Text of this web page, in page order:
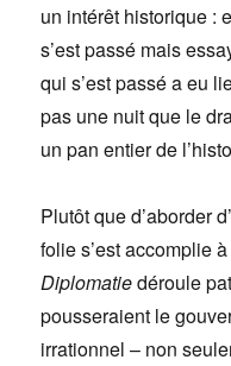
un intérêt historique :
s’est passé mais
qui s’est passé a eu
pas une nuit que le
un pan entier de
Plutôt que d’aborder
folie s’est accomplie
Diplomatiedéroule
pousseraient le
irrationnel – non